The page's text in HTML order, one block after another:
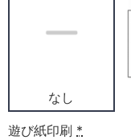
なし
遊び紙印刷 *